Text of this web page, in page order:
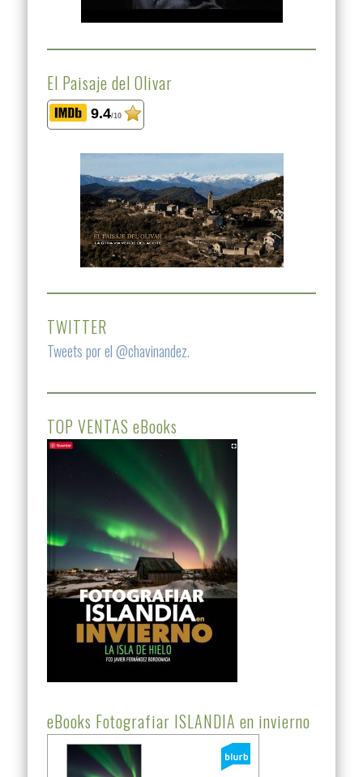
El Paisaje del Olivar
9.4/10
TWITTER
Tweets por el @chavinandez.
TOP VENTAS eBooks
eBooks Fotografiar ISLANDIA en invierno